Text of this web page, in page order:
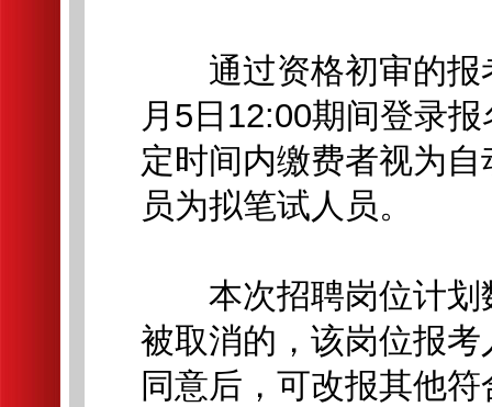
通过资格初审的报
月5日12:00期间登录
定时间内缴费者视为
员为拟笔试人员。
本次招聘岗位计划
被取消的，该岗位报
同意后，可改报其他